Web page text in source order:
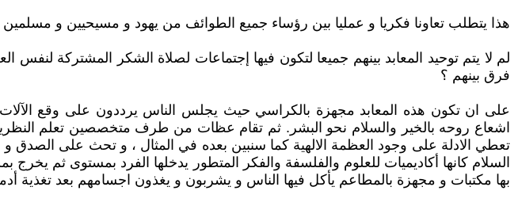
هذا يتطلب تعاونا فكريا و عمليا بين رؤساء جميع الطوائف من يهود و مسيحيين و مسلمين
لم لا يتم توحيد المعابد بينهم جميعا لتكون فيها إجتماعات لصلاة الشكر المشتركة
فرق بينهم ؟
على ان تكون هذه المعابد مجهزة بالكراسي حيث يجلس الناس يرددون على وقع الآلات
اشعاع روحه بالخير والسلام نحو البشر. ثم تقام عظات من طرف متخصصين تعلم
تعطي الادلة على وجود العظمة الالهية كما سنبين بعده في المثال ، و تحث على الصدق
السلام كانها أكاديميات للعلوم والفلسفة والفكر المتطور يدخلها الفرد بمستوى ثم
بها مكتبات و مجهزة بالمطاعم يأكل فيها الناس و يشربون و يغذون اجسامهم بعد تغذية